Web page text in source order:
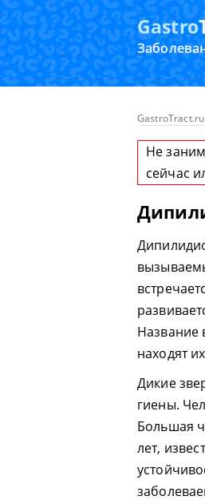
Gastro
GastroTract.ru
Не
сейчас
Название
находят
Дикие
гиены.
Большая
лет,